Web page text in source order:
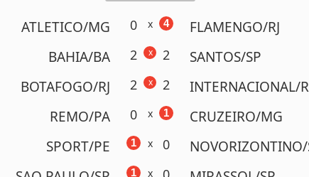
ATLETICO/MG 0 x FLAMENGO/RJ
4
BAHIA/BA 2 x SANTOS/SP
2
BOTAFOGO/RJ 2 x INTERNACIONAL/
2
REMO/PA 0 x CRUZEIRO/MG
1
SPORT/PE 1 x 0
1 x